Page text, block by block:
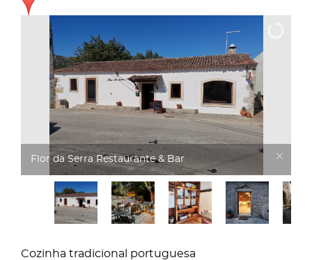
flor serra7
Cozinha tradicional portuguesa